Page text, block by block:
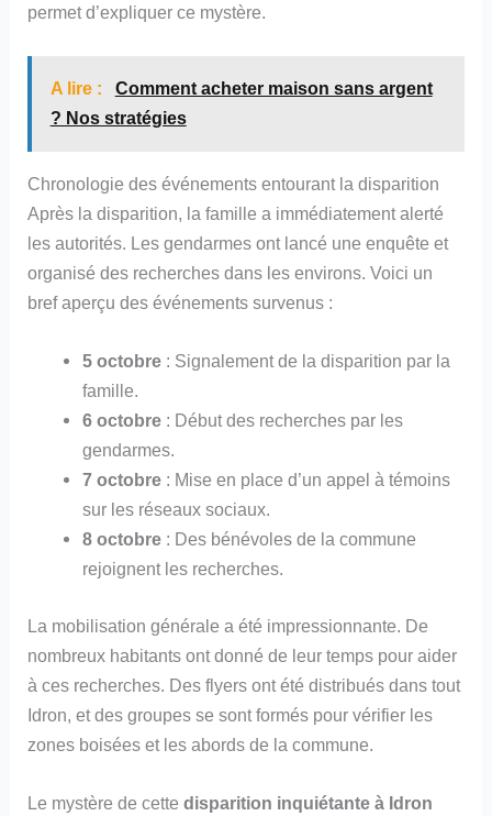
permet d’expliquer ce mystère.
A lire :
Comment acheter maison sans argent
? Nos stratégies
Chronologie des événements entourant la disparition
Après la disparition, la famille a immédiatement alerté
les autorités. Les gendarmes ont lancé une enquête et
organisé des recherches dans les environs. Voici un
bref aperçu des événements survenus :
5 octobre: Signalement de la disparition par la
famille.
6 octobre: Début des recherches par les
gendarmes.
7 octobre: Mise en place d’un appel à témoins
sur les réseaux sociaux.
8 octobre: Des bénévoles de la commune
rejoignent les recherches.
La mobilisation générale a été impressionnante. De
nombreux habitants ont donné de leur temps pour aider
à ces recherches. Des flyers ont été distribués dans tout
Idron, et des groupes se sont formés pour vérifier les
zones boisées et les abords de la commune.
Le mystère de cettedisparition inquiétante à Idron